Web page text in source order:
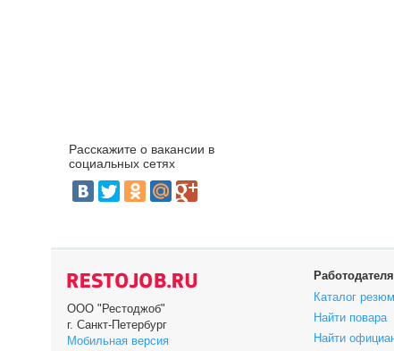
Расскажите о вакансии в
социальных сетях
ООО "Рестоджоб"
г. Санкт-Петербург
Мобильная версия
Каталог
Найти повара
Найти